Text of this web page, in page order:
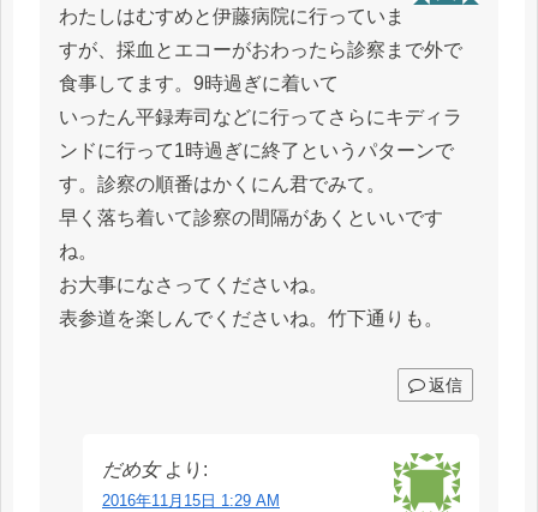
わたしはむすめと伊藤病院に行っていま
すが、採血とエコーがおわったら診察まで外で
食事してます。9時過ぎに着いて
いったん平録寿司などに行ってさらにキディラ
ンドに行って1時過ぎに終了というパターンで
す。診察の順番はかくにん君でみて。
早く落ち着いて診察の間隔があくといいです
ね。
お大事になさってくださいね。
表参道を楽しんでくださいね。竹下通りも。
返信
だめ女 より:
2016年11月15日 1:29 AM